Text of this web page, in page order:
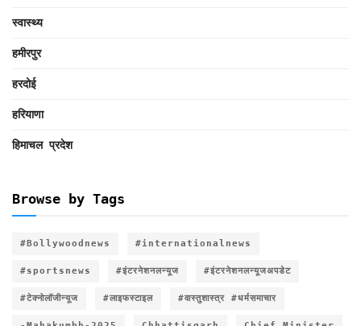
स्वास्थ्य
हमीरपुर
हरदोई
हरियाणा
हिमाचल प्रदेश
Browse by Tags
#Bollywoodnews #internationalnews
#sportsnews #इंटरनेशनलन्यूज #इंटरनेशनलन्यूजअपडेट
#टेक्नोलॉजीन्यूज #लाइफस्टाइल #वास्तुशास्त्र #धर्मसमाचार